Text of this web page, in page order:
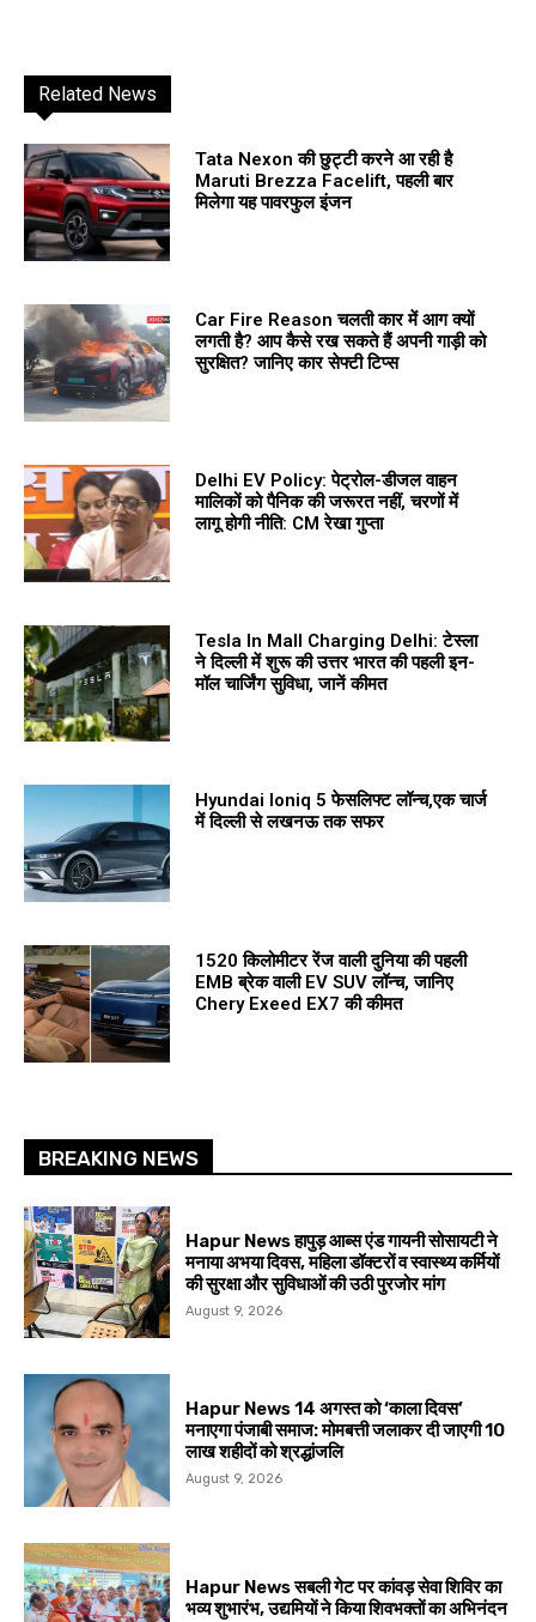
Related News
Tata Nexon की छुट्टी करने आ रही है
Maruti Brezza Facelift, पहली बार
मिलेगा यह पावरफुल इंजन
Car Fire Reason चलती कार में आग क्यों
लगती है? आप कैसे रख सकते हैं अपनी गाड़ी को
सुरक्षित? जानिए कार सेफ्टी टिप्स
Delhi EV Policy: पेट्रोल-डीजल वाहन
मालिकों को पैनिक की जरूरत नहीं, चरणों में
लागू होगी नीति: CM रेखा गुप्ता
Tesla In Mall Charging Delhi: टेस्ला
ने दिल्ली में शुरू की उत्तर भारत की पहली इन-
मॉल चार्जिंग सुविधा, जानें कीमत
Hyundai Ioniq 5 फेसलिफ्ट लॉन्च,एक चार्ज
में दिल्ली से लखनऊ तक सफर
1520 किलोमीटर रेंज वाली दुनिया की पहली
EMB ब्रेक वाली EV SUV लॉन्च, जानिए
Chery Exeed EX7 की कीमत
BREAKING NEWS
Hapur News हापुड़ आब्स एंड गायनी सोसायटी ने
मनाया अभया दिवस, महिला डॉक्टरों व स्वास्थ्य कर्मियों
की सुरक्षा और सुविधाओं की उठी पुरजोर मांग
August 9, 2026
Hapur News 14 अगस्त को ‘काला दिवस’
मनाएगा पंजाबी समाज: मोमबत्ती जलाकर दी जाएगी 10
लाख शहीदों को श्रद्धांजलि
August 9, 2026
Hapur News सबली गेट पर कांवड़ सेवा शिविर का
भव्य शुभारंभ, उद्यमियों ने किया शिवभक्तों का अभिनंदन